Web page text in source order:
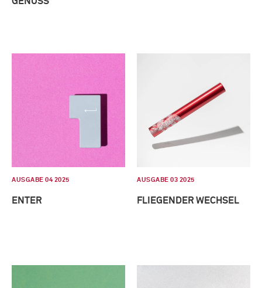
AUSGABE 04 2025
ENTER
AUSGABE 03 2025
FLIEGENDER WECHSEL